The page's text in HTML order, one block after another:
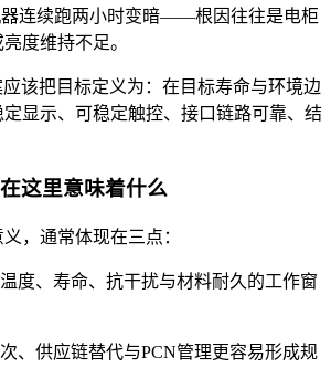
器连续跑两小时变暗——根因往往是电柜
度维持不足。
该把目标定义为：在目标寿命与环境边
显示、可稳定触控、接口链路可靠、结
这里意味着什么
，通常体现在三点：
度、寿命、抗干扰与材料耐久的工作窗
、供应链替代与PCN管理更容易形成规